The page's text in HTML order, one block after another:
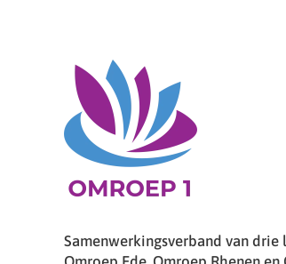
Samenwerkingsverband van